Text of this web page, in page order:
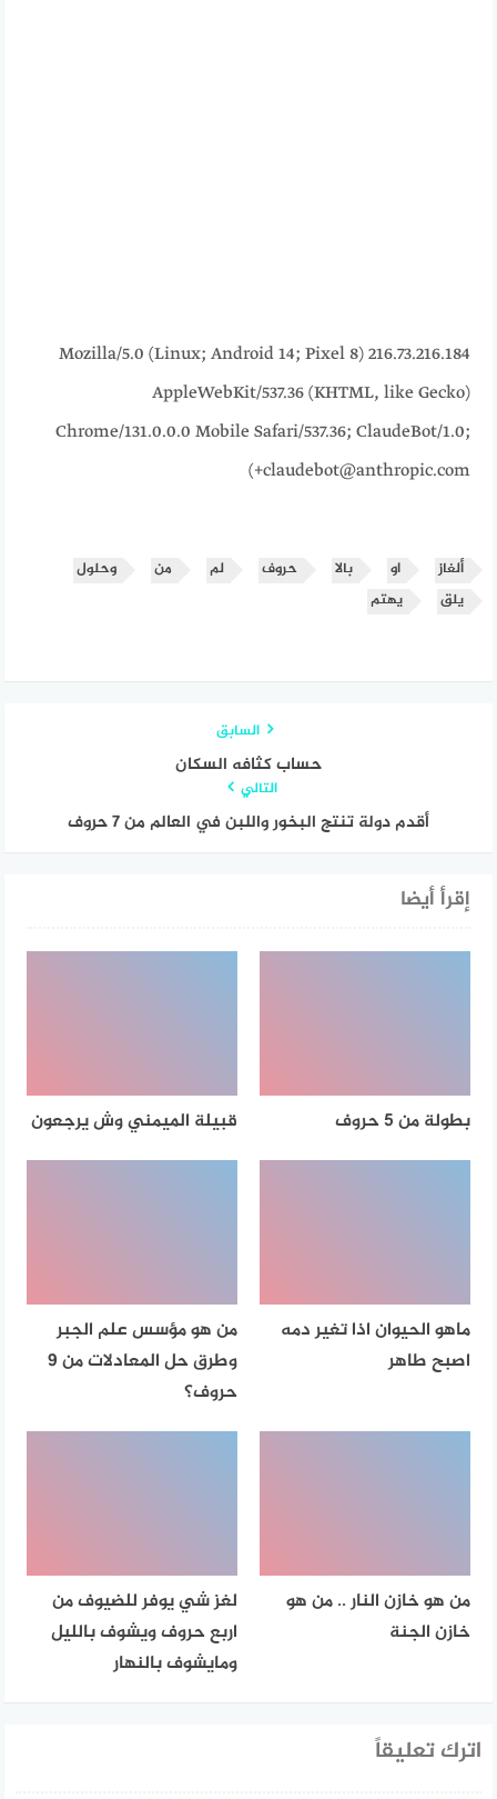
216.73.216.184 Mozilla/5.0 (Linux; Android 14; Pixel 8)
AppleWebKit/537.36 (KHTML, like Gecko)
Chrome/131.0.0.0 Mobile Safari/537.36; ClaudeBot/1.0;
+claudebot@anthropic.com)
ألغاز او بالا حروف لم من
وحلول
يلق
يهتم
السابق
حساب كثافه السكان
التالي
أقدم دولة تنتج البخور واللبن في العالم من 7 حروف
إقرأ أيضا
بطولة من 5 حروف قبيلة الميمني وش يرجعون
ماهو الحيوان اذا تغير دمه
اصبح طاهر
من هو مؤسس علم الجبر
وطرق حل المعادلات من 9
حروف؟
من هو خازن النار .. من هو
خازن الجنة
لغز شي يوفر للضيوف من
اربع حروف ويشوف بالليل
ومايشوف بالنهار
اترك تعليقاً